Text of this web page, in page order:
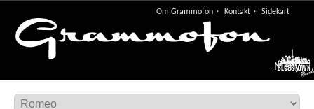
Om Grammofon Kontakt Sidekart
Meny